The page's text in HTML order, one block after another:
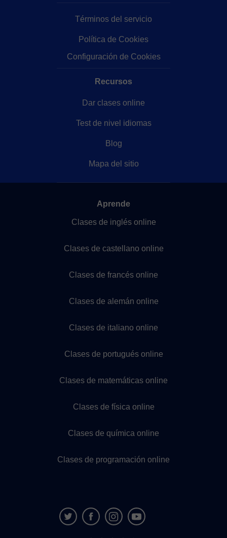
Términos del servicio
Política de Cookies
Configuración de Cookies
Recursos
Dar clases online
Test de nivel idiomas
Blog
Mapa del sitio
Aprende
Clases de inglés online
Clases de castellano online
Clases de francés online
Clases de alemán online
Clases de italiano online
Clases de portugués online
Clases de matemáticas online
Clases de física online
Clases de química online
Clases de programación online